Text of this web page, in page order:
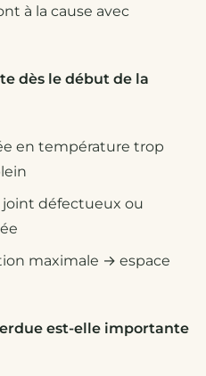
à la cause avec
dès le début de la
en température trop
défectueux ou
maximale → espace
est-elle importante